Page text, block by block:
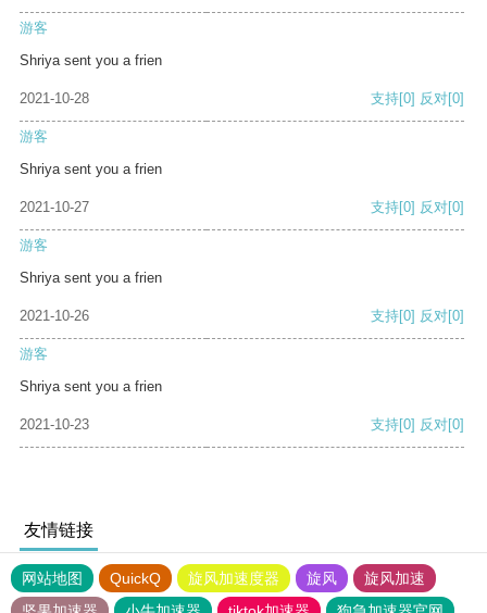
游客
Shriya sent you a frien
2021-10-28 支持[0] 反对[0]
游客
Shriya sent you a frien
2021-10-27 支持[0] 反对[0]
游客
Shriya sent you a frien
2021-10-26 支持[0] 反对[0]
游客
Shriya sent you a frien
2021-10-23 支持[0] 反对[0]
友情链接
网站地图 QuickQ 旋风加速度器 旋风
旋风加速